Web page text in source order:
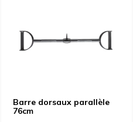
Barre dorsaux parallèle
76cm